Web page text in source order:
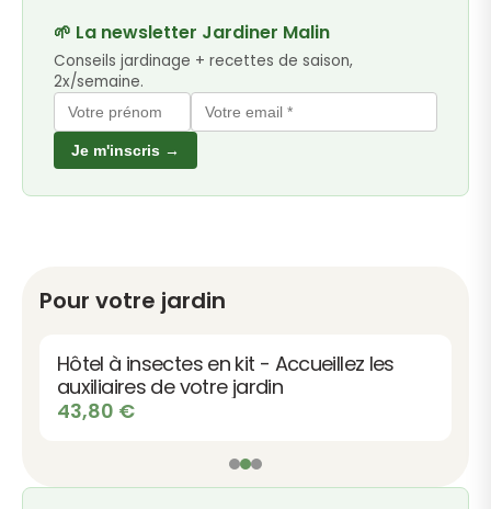
🌱 La newsletter Jardiner Malin
Conseils jardinage + recettes de saison,
2x/semaine.
Je m'inscris →
Pour votre jardin
Hôtel à insectes en kit - Accueillez les
auxiliaires de votre jardin
43,80 €